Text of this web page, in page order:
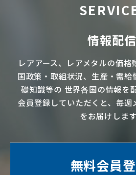
情報配信
レアアース、 レアメタルの価格
国政策・取組状況、生産・需給
礎知識等の 世界各国の情報を
会員登録していただくと、毎
をお届けします
無料会員